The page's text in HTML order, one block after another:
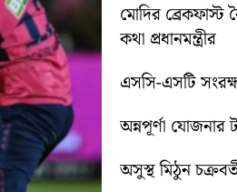
মোদির ব্রেকফাস্ট
কথা প্রধানমন্ত্রীর
এসসি-এসটি
অন্নপূর্ণা যোজনার
অসুস্থ মিঠুন